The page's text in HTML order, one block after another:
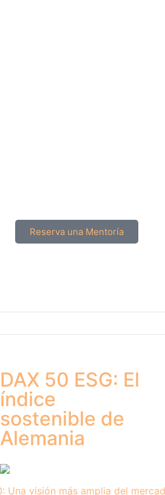
Reserva una Mentoría
DAX 50 ESG: El
índice
sostenible de
Alemania